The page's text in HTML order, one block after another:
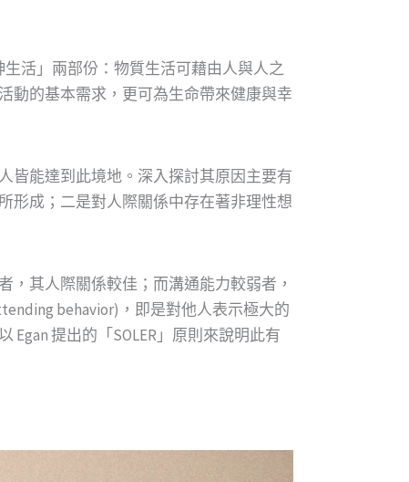
活」兩部份：物質生活可藉由人與人之
動的基本需求，更可為生命帶來健康與幸
皆能達到此境地。深入探討其原因主要有
形成；二是對人際關係中存在著非理性想
其人際關係較佳；而溝通能力較弱者，
behavior)，即是對他人表示極大的
提出的「SOLER」原則來說明此有